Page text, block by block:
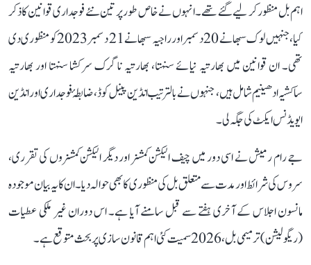
اہم بل منظور کر لیے گئے تھے۔ انہوں نے خاص طور پر تین نئے فوجداری قوانین کا ذکر
کیا، جنہیں لوک سبھا نے 20 دسمبر اور راجیہ سبھا نے 21 دسمبر 2023 کو منظوری دی
تھی۔ ان قوانین میں بھارتیہ نیائے سنہتا، بھارتیہ ناگرک سرکشا سنہتا اور بھارتیہ
ساکشیہ ادھینیم شامل ہیں، جنہوں نے بالترتیب انڈین پینل کوڈ، ضابطۂ فوجداری اور انڈین
ایویڈنس ایکٹ کی جگہ لی۔
جے رام رمیش نے اسی دور میں چیف الیکشن کمشنر اور دیگر الیکشن کمشنروں کی تقرری،
سروس کی شرائط اور مدت سے متعلق بل کی منظوری کا بھی حوالہ دیا۔ ان کا یہ بیان موجودہ
مانسون اجلاس کے آخری ہفتے سے قبل سامنے آیا ہے۔ اس دوران غیر ملکی عطیات
(ریگولیشن) ترمیمی بل، 2026 سمیت کئی اہم قانون سازی پر بحث متوقع ہے۔